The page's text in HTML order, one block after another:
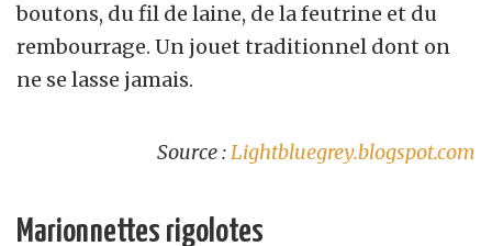
boutons, du fil de laine, de la feutrine et du
rembourrage. Un jouet traditionnel dont on
ne se lasse jamais.
Source :Lightbluegrey.blogspot.com
Marionnettes rigolotes